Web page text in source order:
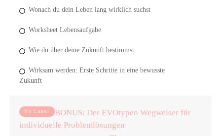
Wonach du dein Leben lang wirklich suchst
Worksheet Lebensaufgabe
Wie du über deine Zukunft bestimmst
Wirksam werden: Erste Schritte in eine bewusste
Zukunft
No Label
BONUS: Der EVOtypen Wegweiser für
individuelle Problemlösungen